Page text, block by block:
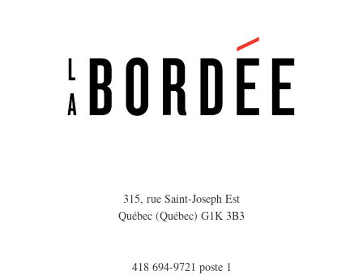
315, rue Saint-Joseph Est
Québec (Québec) G1K 3B3
418 694-9721 poste 1